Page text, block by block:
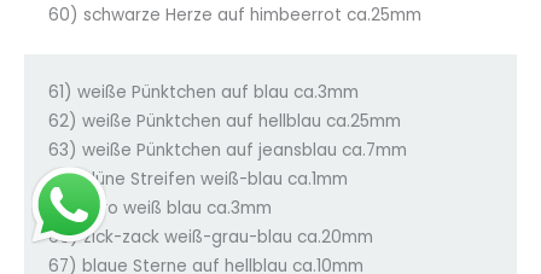
60) schwarze Herze auf himbeerrot ca.25mm
61) weiße Pünktchen auf blau ca.3mm
62) weiße Pünktchen auf hellblau ca.25mm
63) weiße Pünktchen auf jeansblau ca.7mm
64) düne Streifen weiß-blau ca.1mm
65) karo weiß blau ca.3mm
66) zick-zack weiß-grau-blau ca.20mm
67) blaue Sterne auf hellblau ca.10mm